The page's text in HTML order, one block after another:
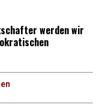
werden wir